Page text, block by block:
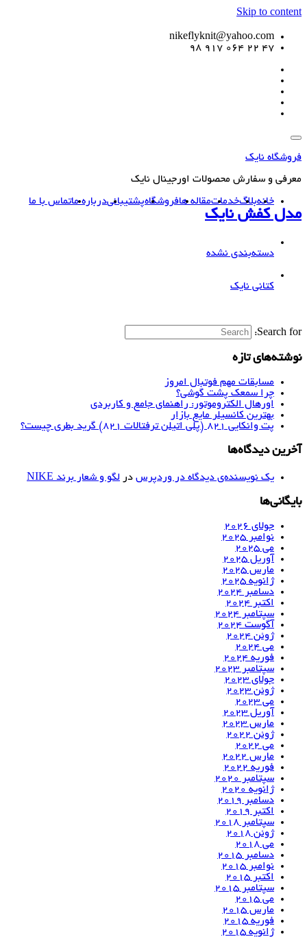
Skip to content
nikeflyknit@yahoo.com
47 22 064 917 98
فروشگاه نایک
معرفی و سفارش محصولات اورجینال نایک
خانهبلاگخدماتمقاله هافروشگاهپشتیبانیدرباره ماتماس با ما
مدل کفش نایک
دسته‌بندی نشده
کتانی نایک
Search for:
نوشته‌های تازه
مسابقات مهم فوتبال امروز
چرا سمعک پشت گوشی؟
اورهال الکتروموتور: راهنمای جامع و کاربردی
بهترین کانسیلر مایع بازار
پت وانکایی ۸۲۱ (پلی اتیلن ترفتالات ۸۲۱) گرید بطری چیست؟
آخرین دیدگاه‌ها
یک نویسنده‌ی دیدگاه در وردپرس در لگو و شعار برند NIKE
بایگانی‌ها
جولای 2026
نوامبر 2025
می 2025
آوریل 2025
مارس 2025
ژانویه 2025
دسامبر 2024
اکتبر 2024
سپتامبر 2024
آگوست 2024
ژوئن 2024
می 2024
فوریه 2024
سپتامبر 2023
جولای 2023
ژوئن 2023
می 2023
آوریل 2023
مارس 2023
ژوئن 2022
می 2022
مارس 2022
فوریه 2022
سپتامبر 2020
ژانویه 2020
دسامبر 2019
اکتبر 2019
سپتامبر 2018
ژوئن 2018
می 2018
دسامبر 2015
نوامبر 2015
اکتبر 2015
سپتامبر 2015
می 2015
مارس 2015
فوریه 2015
ژانویه 2015